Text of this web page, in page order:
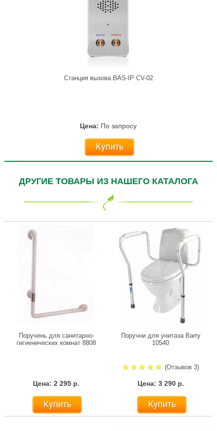
Станция вызова BAS-IP CV-02
Цена: По запросу
Купить
ДРУГИЕ ТОВАРЫ ИЗ НАШЕГО КАТАЛОГА
Поручень для санитарно-
гигиенических комнат 8808
Цена: 2 295 р.
Купить
Поручни для унитаза Barry
10540
(Отзывов 3)
Цена: 3 290 р.
Купить